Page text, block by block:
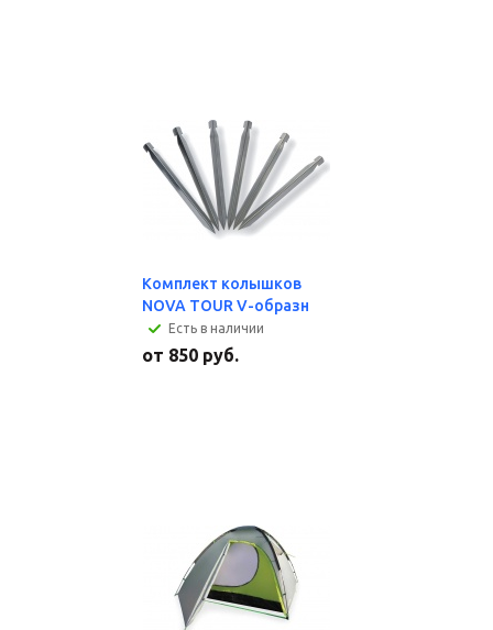
Комплект колышков
NOVA TOUR V-образн
Есть в наличии
от 850 руб.